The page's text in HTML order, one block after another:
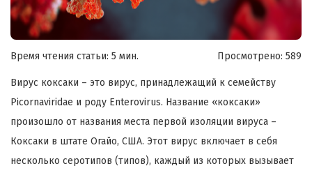
Время чтения статьи: 5 мин. Просмотрено: 589
Вирус коксаки – это вирус, принадлежащий к семейству
Picornaviridae и роду Enterovirus. Название «коксаки»
произошло от названия места первой изоляции вируса –
Коксаки в штате Огайо, США. Этот вирус включает в себя
несколько серотипов (типов), каждый из которых вызывает